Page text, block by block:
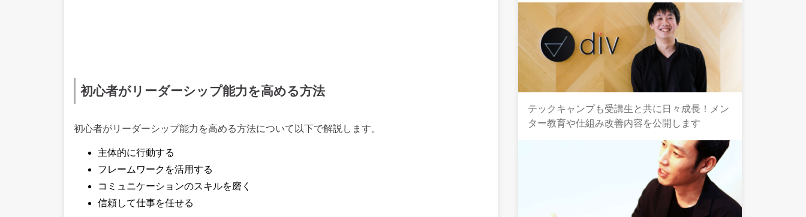
初心者がリーダーシップ能力を高める方法
初心者がリーダーシップ能力を高める方法について以下で解説します。
主体的に行動する
フレームワークを活用する
コミュニケーションのスキルを磨く
信頼して仕事を任せる
テックキャンプも受講生と共に日々成長！メン
ター教育や仕組み改善内容を公開します